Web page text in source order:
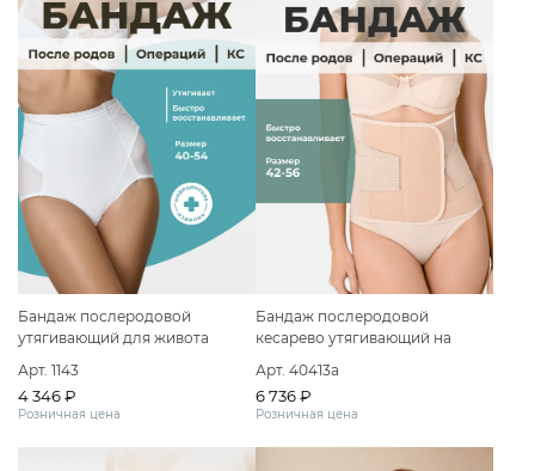
Бандаж послеродовой
утягивающий для живота
Арт. 1143
4 346 ₽
Розничная цена
Бандаж послеродовой
кесарево утягивающий на
Арт. 40413а
6 736 ₽
Розничная цена